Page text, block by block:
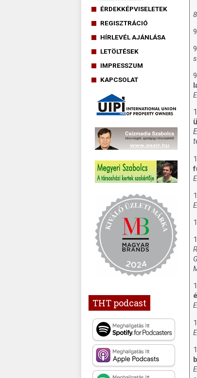
ÉRDEKKÉPVISELETEK
REGISZTRÁCIÓ
HÍRLEVÉL AJÁNLÁSA
LETÖLTÉSEK
IMPRESSZUM
KAPCSOLAT
THT podcast